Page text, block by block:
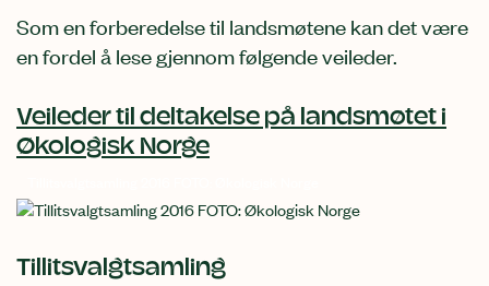
Som en forberedelse til landsmøtene kan det være
en fordel å lese gjennom følgende veileder.
Veileder til deltakelse på landsmøtet i
Økologisk Norge
Tillitsvalgtsamling